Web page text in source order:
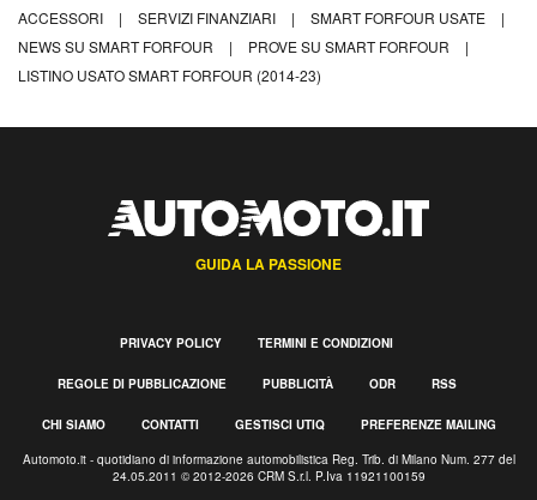
ACCESSORI
| SERVIZI FINANZIARI | SMART FORFOUR USATE
|
NEWS SU SMART FORFOUR
| PROVE SU SMART FORFOUR
|
LISTINO USATO SMART FORFOUR (2014-23)
GUIDA LA PASSIONE
PRIVACY POLICY TERMINI E CONDIZIONI
REGOLE DI PUBBLICAZIONE PUBBLICITÀ ODR RSS
CHI SIAMO CONTATTI GESTISCI UTIQ PREFERENZE MAILING
Automoto.it - quotidiano di informazione automobilistica Reg. Trib. di Milano Num. 277 del
24.05.2011 © 2012-2026 CRM S.r.l. P.Iva 11921100159